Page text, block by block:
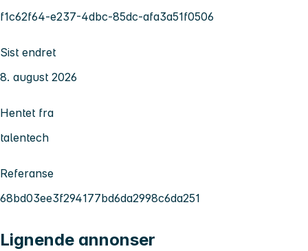
f1c62f64-e237-4dbc-85dc-afa3a51f0506
Sist endret
8. august 2026
Hentet fra
talentech
Referanse
68bd03ee3f294177bd6da2998c6da251
Lignende annonser